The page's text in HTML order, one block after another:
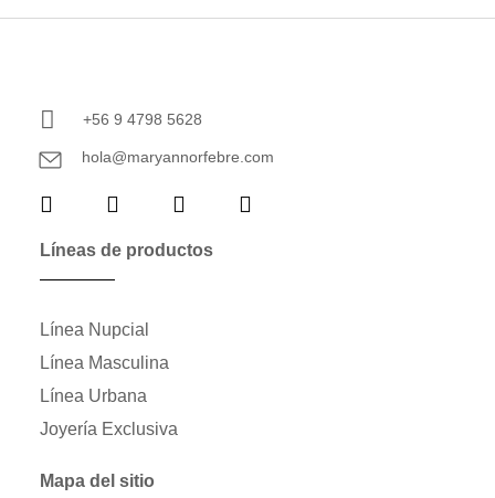
+56 9 4798 5628
hola@maryannorfebre.com
Líneas de productos
Línea Nupcial
Línea Masculina
Línea Urbana
Joyería Exclusiva
Mapa del sitio